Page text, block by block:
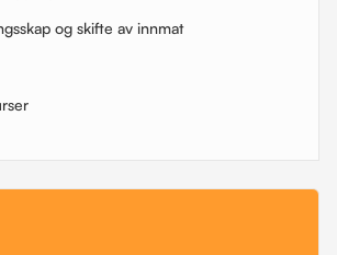
og skifte av innmat